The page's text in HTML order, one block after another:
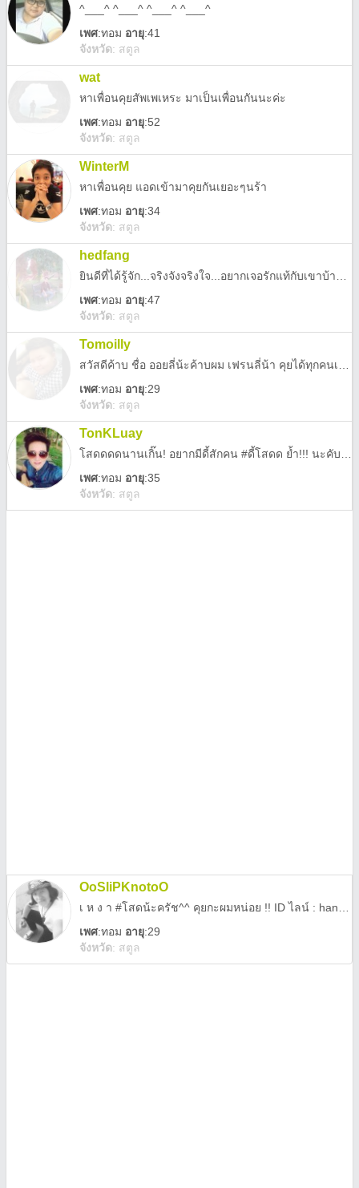
^___^ ^___^ ^___^ ^___^
เพศ:ทอม อายุ:41
จังหวัด: สตูล
wat
หาเพื่อนคุยสัพเพเหระ มาเป็นเพื่อนกันนะค่ะ
เพศ:ทอม อายุ:52
จังหวัด: สตูล
WinterM
หาเพื่อนคุย แอดเข้ามาคุยกันเยอะๆนร้า
เพศ:ทอม อายุ:34
จังหวัด: สตูล
hedfang
เพศ:ทอม อายุ:47
จังหวัด: สตูล
Tomoilly
เพศ:ทอม อายุ:29
จังหวัด: สตูล
TonKLuay
เพศ:ทอม อายุ:35
จังหวัด: สตูล
OoSliPKnotoO
เพศ:ทอม อายุ:29
จังหวัด: สตูล